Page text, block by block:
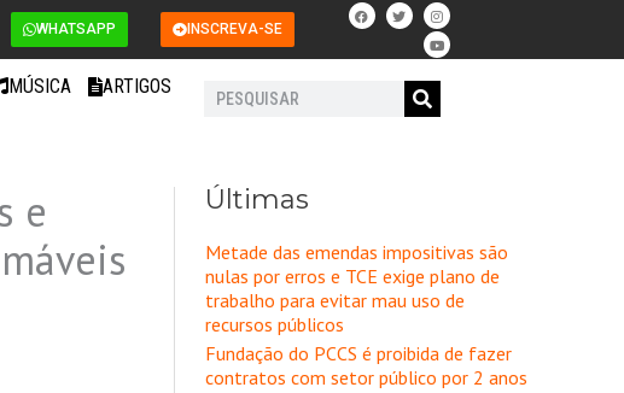
WHATSAPP INSCREVA-SE
F
a
c
b
T
w
i
t
I
n
s
t
a
r
Y
o
u
t
u
e
MÚSICA ARTIGOS Pesquisar
e
Últimas
Metade das emendas impositivas são
nulas por erros e TCE exige plano de
trabalho para evitar mau uso de
recursos públicos
Fundação do PCCS é proibida de fazer
contratos com setor público por 2 anos